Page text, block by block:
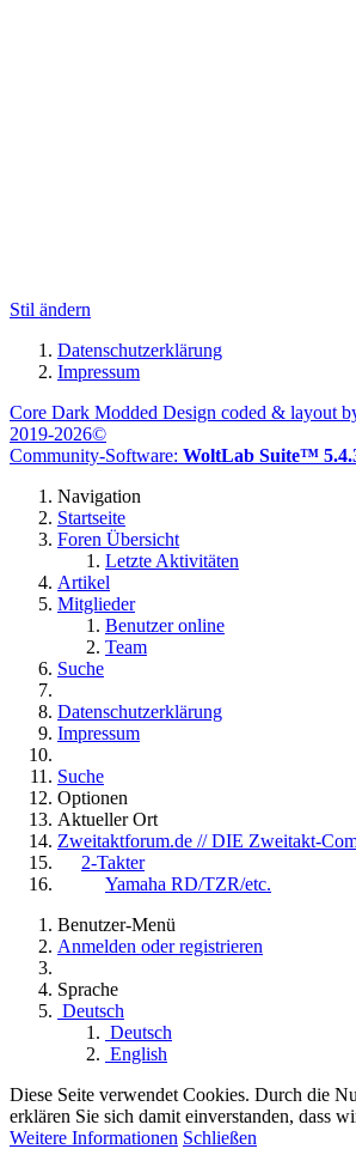
Stil ändern
Datenschutzerklärung
Impressum
Core Dark Modded Design coded & layout
2019-2026©
Community-Software: WoltLab Suite™
Navigation
Startseite
Foren Übersicht
Letzte Aktivitäten
Artikel
Mitglieder
Benutzer online
Team
Suche
Datenschutzerklärung
Impressum
Suche
Optionen
Aktueller Ort
Zweitaktforum.de // DIE Zweitakt-
2-Takter
Yamaha RD/TZR/etc.
Benutzer-Menü
Anmelden oder registrieren
Sprache
Deutsch
Deutsch
English
Diese Seite verwendet Cookies. Durch die
erklären Sie sich damit einverstanden, dass
Weitere Informationen Schließen